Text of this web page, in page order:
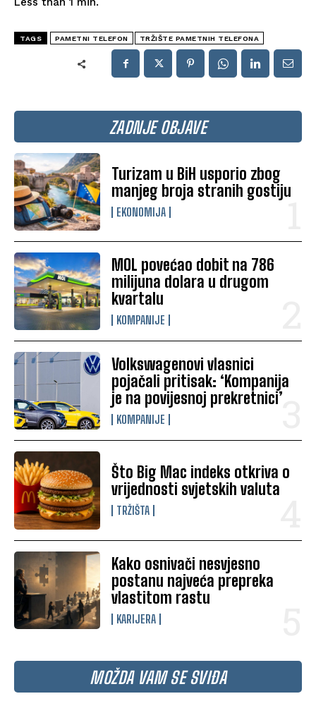
ZADNJE OBJAVE
Turizam u BiH usporio zbog
manjeg broja stranih gostiju
EKONOMIJA
MOL povećao dobit na 786
milijuna dolara u drugom
kvartalu
KOMPANIJE
Volkswagenovi vlasnici
pojačali pritisak: ‘Kompanija
je na povijesnoj prekretnici’
KOMPANIJE
Što Big Mac indeks otkriva o
vrijednosti svjetskih valuta
TRŽIŠTA
Kako osnivači nesvjesno
postanu najveća prepreka
vlastitom rastu
KARIJERA
MOŽDA VAM SE SVIĐA
TAGS PAMETNI TELEFON TRŽIŠTE PAMETNIH TELEFONA